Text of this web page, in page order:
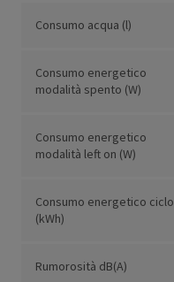
Consumo acqua (l)
Consumo energetico
modalità spento (W)
Consumo energetico
modalità left on (W)
Consumo energetico ciclo
(kWh)
Rumorosità dB(A)